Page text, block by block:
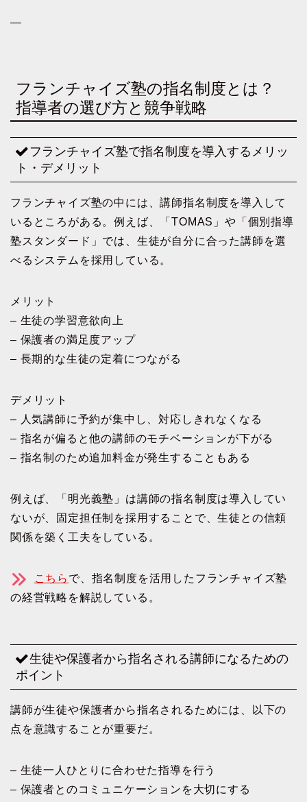
—
フランチャイズ塾の指名制度とは？
指導者の選び方と競争戦略
フランチャイズ塾で指名制度を導入するメリッ
ト・デメリット
フランチャイズ塾の中には、講師指名制度を導入して
いるところがある。例えば、「TOMAS」や「個別指導
塾スタンダード」では、生徒が自分に合った講師を選
べるシステムを採用している。
メリット
– 生徒の学習意欲向上
– 保護者の満足度アップ
– 長期的な生徒の定着につながる
デメリット
– 人気講師に予約が集中し、対応しきれなくなる
– 指名が偏ると他の講師のモチベーションが下がる
– 指名制のため追加料金が発生することもある
例えば、「明光義塾」は講師の指名制度は導入してい
ないが、固定担任制を採用することで、生徒との信頼
関係を築く工夫をしている。
こちら で、指名制度を活用したフランチャイズ塾
の経営戦略を解説している。
生徒や保護者から指名される講師になるための
ポイント
講師が生徒や保護者から指名されるためには、以下の
点を意識することが重要だ。
– 生徒一人ひとりに合わせた指導を行う
– 保護者とのコミュニケーションを大切にする